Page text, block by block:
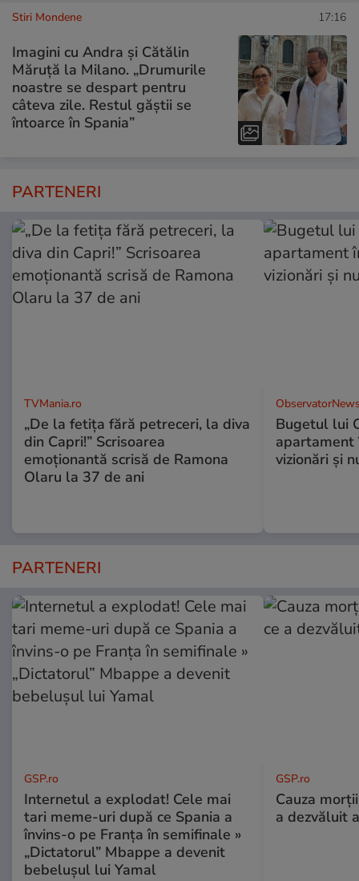
Stiri Mondene 17:16
Imagini cu Andra și Cătălin
Măruță la Milano. „Drumurile
noastre se despart pentru
câteva zile. Restul găștii se
întoarce în Spania”
PARTENERI
TVMania.ro
„De la fetița fără petreceri, la diva
din Capri!” Scrisoarea
emoționantă scrisă de Ramona
Olaru la 37 de ani
Bugetul lui
apartament
vizionări şi
PARTENERI
GSP.ro
Internetul a explodat! Cele mai
tari meme-uri după ce Spania a
învins-o pe Franța în semifinale »
„Dictatorul” Mbappe a devenit
bebelușul lui Yamal
GSP.ro
Cauza
a dezvăluit